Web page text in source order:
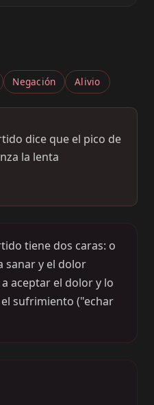
Negación Alivio
dice que el pico de
la lenta
tiene dos caras: o
sanar y el dolor
aceptar el dolor y lo
sufrimiento ("echar